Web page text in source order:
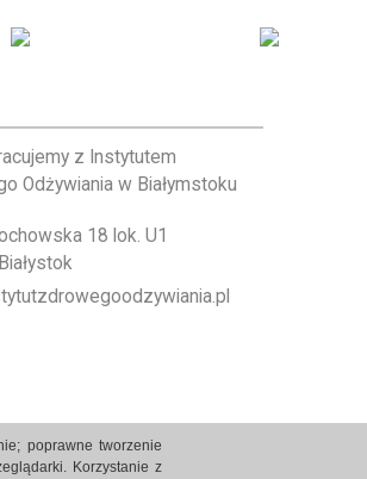
poprawne tworzenie
Korzystanie z
z Instytutem
Odżywiania w Białymstoku
18 lok. U1